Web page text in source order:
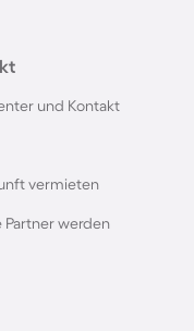
und Kontakt
vermieten
Partner werden